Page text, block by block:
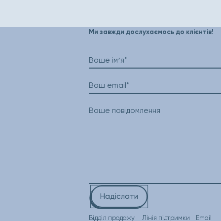
Ми завжди дослухаємось до клієнтів!
Ваше імʼя*
Ваш email*
Ваше повідомлення
Надіслати
Відділ продажу
Лінія підтримки
Email